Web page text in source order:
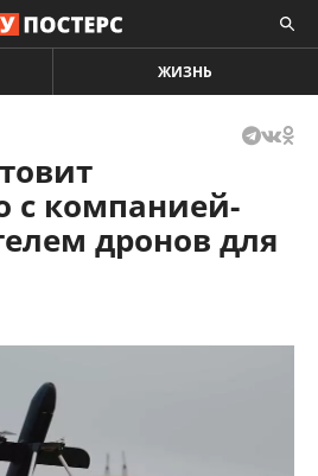
ЖИЗНЬ
с компанией-
дронов для